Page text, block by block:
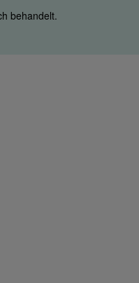
behandelt.